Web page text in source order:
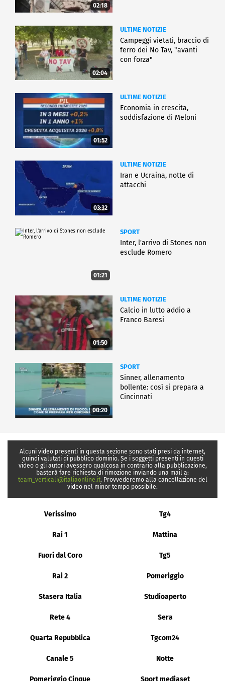
02:18
02:04
ULTIME NOTIZIE
Campeggi vietati, braccio di
ferro dei No Tav, "avanti
con forza"
01:52
ULTIME NOTIZIE
Economia in crescita,
soddisfazione di Meloni
03:32
ULTIME NOTIZIE
Iran e Ucraina, notte di
attacchi
01:21
SPORT
Inter, l'arrivo di Stones non
esclude Romero
01:50
ULTIME NOTIZIE
Calcio in lutto addio a
Franco Baresi
00:20
SPORT
Sinner, allenamento
bollente: così si prepara a
Cincinnati
Alcuni video presenti in questa sezione sono stati presi da internet,
quindi valutati di pubblico dominio. Se i soggetti presenti in questi
video o gli autori avessero qualcosa in contrario alla pubblicazione,
basterà fare richiesta di rimozione inviando una mail a:
team_verticali@italiaonline.it. Provvederemo alla cancellazione del
video nel minor tempo possibile.
Verissimo Tg4
Rai 1 Mattina
Fuori dal Coro Tg5
Rai 2 Pomeriggio
Stasera Italia Studioaperto
Rete 4 Sera
Quarta Repubblica Tgcom24
Canale 5 Notte